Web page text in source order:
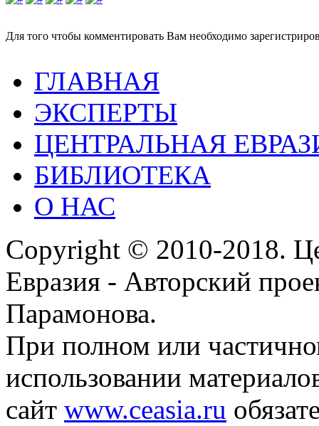
Для того чтобы комментировать Вам необходимо
ГЛАВНАЯ
ЭКСПЕРТЫ
ЦЕНТРАЛЬНАЯ
БИБЛИОТЕКА
О НАС
Copyright © 2010-2018.
Евразия - Авторский
Парамонова.
При полном или
использовании
сайт www.ceasia.ru